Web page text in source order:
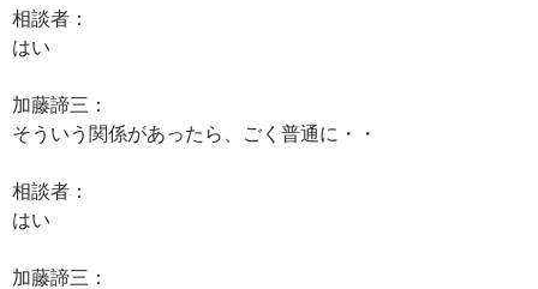
相談者：
はい
加藤諦三：
そういう関係があったら、ごく普通に・・
相談者：
はい
加藤諦三：